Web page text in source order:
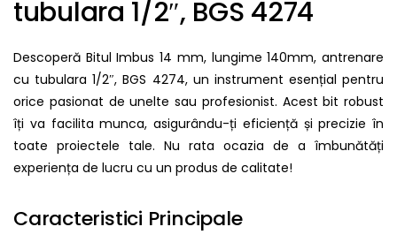
tubulara 1/2″, BGS 4274
Descoperă Bitul Imbus 14 mm, lungime 140mm, antrenare
cu tubulara 1/2″, BGS 4274, un instrument esențial pentru
orice pasionat de unelte sau profesionist. Acest bit robust
îți va facilita munca, asigurându-ți eficiență și precizie în
toate proiectele tale. Nu rata ocazia de a îmbunătăți
experiența de lucru cu un produs de calitate!
Caracteristici Principale